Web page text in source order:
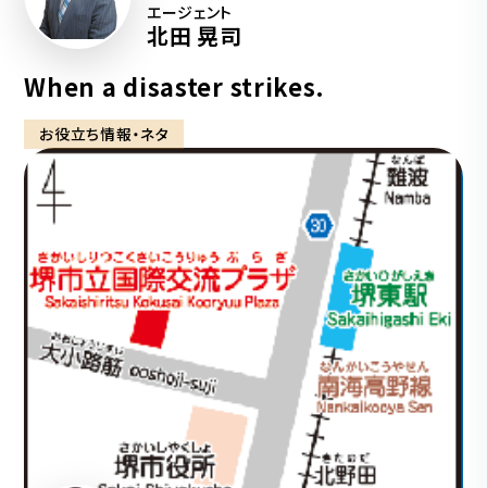
エージェント
北田 晃司
When a disaster strikes.
お役立ち情報・ネタ